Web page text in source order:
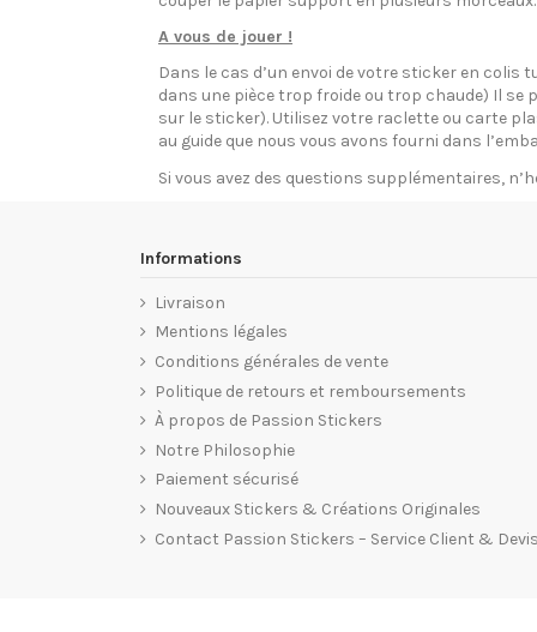
A vous de jouer !
Dans le cas d’un envoi de votre sticker en
dans une pièce trop froide ou trop chaude) Il
sur le sticker). Utilisez votre raclette ou carte
au guide que nous vous avons fourni dans
Si vous avez des questions supplémentaires,
Informations
Livraison
Mentions légales
Conditions générales de vente
Politique de retours et remboursements
À propos de Passion Stickers
Notre Philosophie
Paiement sécurisé
Nouveaux Stickers & Créations Originales
Contact Passion Stickers – Service Client &